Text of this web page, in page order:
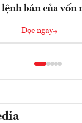
lệnh bán của vốn
Đọc ngay